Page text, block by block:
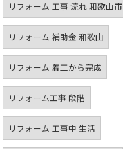
リフォーム 工事 流れ 和歌山市
リフォーム 補助金 和歌山
リフォーム 着工から完成
リフォーム工事 段階
リフォーム 工事中 生活